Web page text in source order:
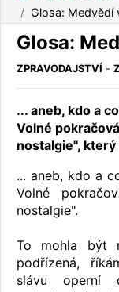
Glosa: Medvědí
Glosa:
ZPRAVODAJSTVÍ -
... aneb, kdo a
Volné
nostalgie",
... aneb, kdo a
Volné
nostalgie".
To mohla být
podřízená,
slávu operní